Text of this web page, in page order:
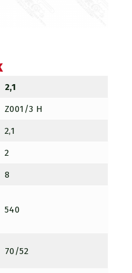
2,1
Z001/3 H
2,1
2
8
540
70/52